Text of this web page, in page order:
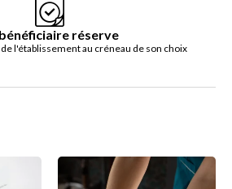
réserve
l'établissement au créneau de son choix